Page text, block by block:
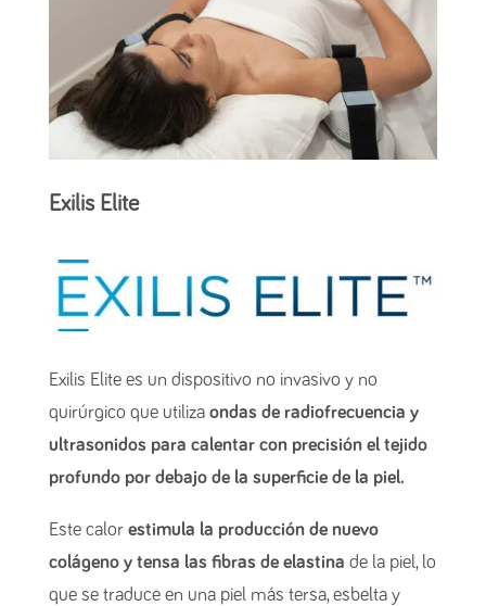
Exilis Elite
Exilis Elite es un dispositivo no invasivo y no
quirúrgico que utiliza ondas de radiofrecuencia y
ultrasonidos para calentar con precisión el tejido
profundo por debajo de la superficie de la piel.
Este calor estimula la producción de nuevo
colágeno y tensa las fibras de elastina de la piel, lo
que se traduce en una piel más tersa, esbelta y